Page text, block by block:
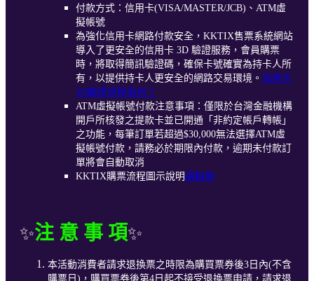
付款方式：信用卡(VISA/MASTER/JCB)、ATM虛
擬帳號
為強化信用卡網路付款安全，KKTIX售票系統網站
導入了更安全的信用卡 3D 驗證服務，會員購票
時，將取得簡訊驗證碼，確保卡號確實為持卡人所
有，以提供持卡人更安全的網路交易環境。 信用卡
3D驗證流程為何？
ATM虛擬帳號付款注意事項：僅限於台灣金融機構
開戶所核發之提款卡並已開通「非約定帳戶轉帳」
之功能，每筆訂單若超過$30,000無法選擇ATM虛
擬帳號付款，請務必於期限內付款，逾期未付款訂
單將會自動取消
KKTIX購票流程圖示說明請點我
✨注 意 事 項✨
本活動消費者請求退換票之時限為購買票券後3日內(不含
購票日)，購買票券後第4日起不接受退換票申請，請求退